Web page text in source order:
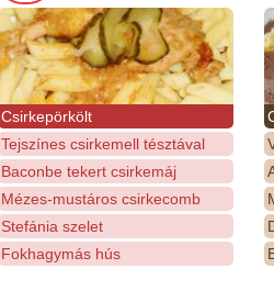
Csirkepörkölt
Tejszínes csirkemell tésztával
Baconbe tekert csirkemáj
Mézes-mustáros csirkecomb
Stefánia szelet
Fokhagymás hús